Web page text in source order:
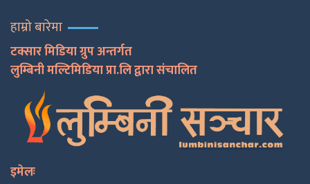
हाम्रो बारेमा
टक्सार मिडिया ग्रुप अन्तर्गत
लुम्बिनी मल्टिमिडिया प्रा.लि द्वारा संचालित
इमेलः